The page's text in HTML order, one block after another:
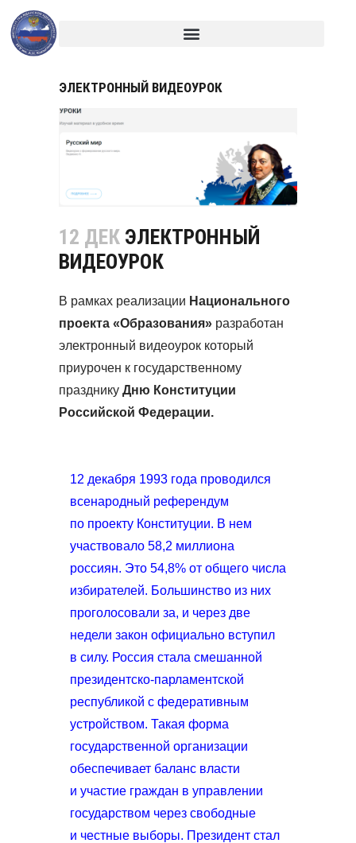
ЭЛЕКТРОННЫЙ ВИДЕОУРОК
12 ДЕК ЭЛЕКТРОННЫЙ
ВИДЕОУРОК
В рамках реализации Национального
проекта «Образования» разработан
электронный видеоурок который
приурочен к государственному
празднику Дню Конституции
Российской Федерации.
12 декабря 1993 года проводился
всенародный референдум
по проекту Конституции. В нем
участвовало 58,2 миллиона
россиян. Это 54,8% от общего числа
избирателей. Большинство из них
проголосовали за, и через две
недели закон официально вступил
в силу. Россия стала смешанной
президентско-парламентской
республикой с федеративным
устройством. Такая форма
государственной организации
обеспечивает баланс власти
и участие граждан в управлении
государством через свободные
и честные выборы. Президент стал